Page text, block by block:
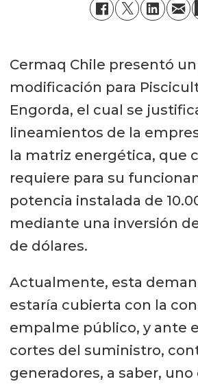
Cermaq Chile presentó
modificación para
Engorda, el cual se
lineamientos de la
la matriz energética, que
requiere para su
potencia instalada de
mediante una inversión
de dólares.
Actualmente, esta
estaría cubierta con la
empalme público, y ante
cortes del suministro,
generadores, a saber, uno